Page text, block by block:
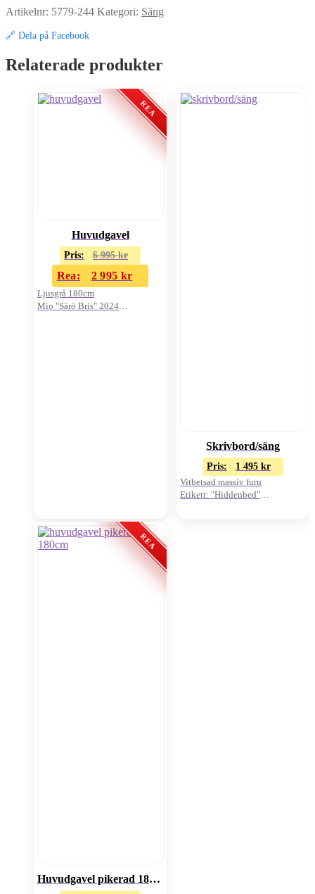
Artikelnr: 5779-244 Kategori: Säng
🔗 Dela på Facebook
Relaterade produkter
Huvudgavel
Pris: 6 995kr
Rea: 2 995 kr
Ljusgrå 180cm
Mio "Särö Bris" 2024
Skrivbord/säng
Pris: 1 495 kr
Vitbetsad massiv furu
Etikett: "Hiddenbed"
Huvudgavel pikerad 180cm